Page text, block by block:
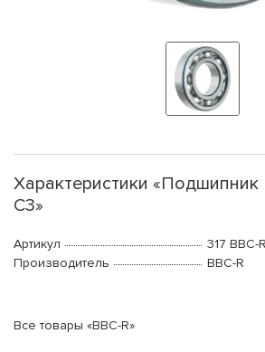
Характеристики «Подшипник
C3»
Артикул
317 BBC-R
Производитель
BBC-R
Все товары «BBC-R»